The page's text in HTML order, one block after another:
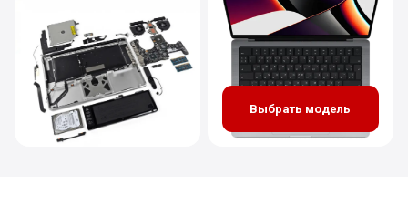
Выбрать модель